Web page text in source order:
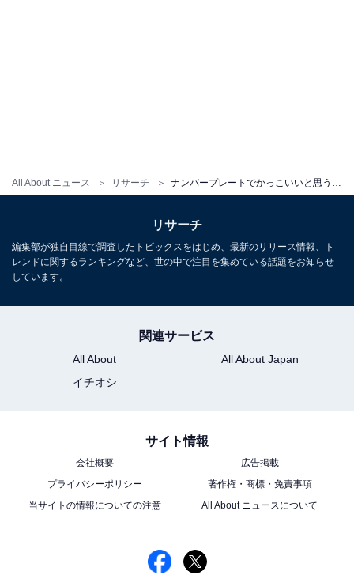
All About ニュース リサーチ
リサーチ
編集部が独自目線で調査したトピックスをはじめ、最新のリリース情報、ト
レンドに関するランキングなど、世の中で注目を集めている話題をお知らせ
しています。
関連サービス
All About
All About Japan
イチオシ
サイト情報
会社概要
広告掲載
プライバシーポリシー
著作権・商標・免責事項
当サイトの情報についての注意
All About ニュースについて